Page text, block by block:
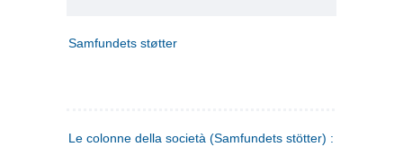
Samfundets støtter
Le colonne della società (Samfundets stötter) : commedia